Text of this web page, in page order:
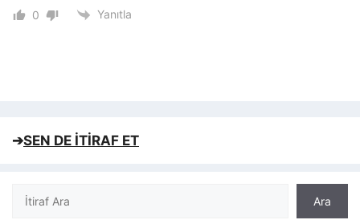
0 Yanıtla
➔SEN DE İTİRAF ET
Ara
Ara